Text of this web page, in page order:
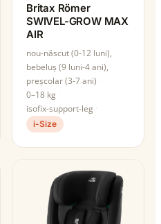
Britax Römer
SWIVEL-GROW MAX
AIR
nou-născut (0-12 luni),
bebeluș (9 luni-4 ani),
preșcolar (3-7 ani)
0–18 kg
isofix-support-leg
i-Size